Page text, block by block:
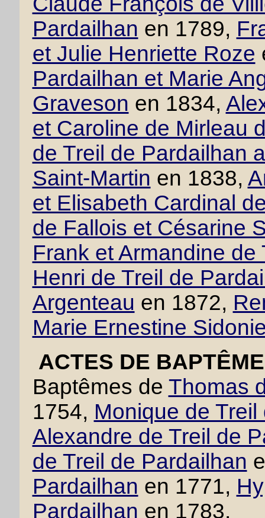
Pardailhan en 1789,
et Julie Henriette Roze
Pardailhan et Marie
Graveson en 1834,
et Caroline de Mirleau
de Treil de Pardailhan
Saint-Martin en 1838,
et Elisabeth Cardinal
de Fallois et Césarine
Frank et Armandine
Henri de Treil de
Argenteau en 1872,
Marie Ernestine
ACTES DE
Baptêmes de Thomas
1754, Monique de
Alexandre de Treil de
de Treil de Pardailhan
Pardailhan en 1771,
Pardailhan en 1783.